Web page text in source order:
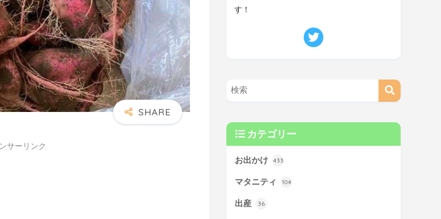
サーリンク
す！
カテゴリー
お出かけ 433
マタニティ 104
出産 36